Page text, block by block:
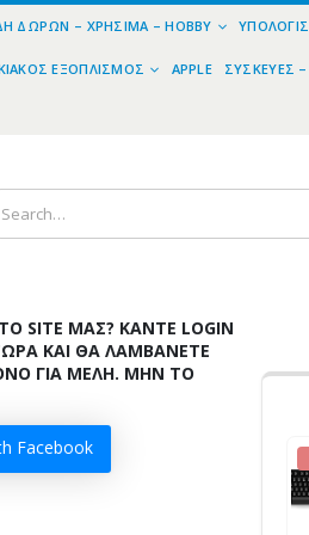
ΔΏΡΩΝ – ΧΡΉΣΙΜΑ – HOBBY
ΕΞΟΠΛΙΣΜΌΣ APPLE ΣΥΣΚΕΥΈΣ
SITE ΜΑΣ? ΚΆΝΤΕ LOGIN
ΚΑΙ ΘΑ ΛΑΜΒΆΝΕΤΕ
ΓΙΑ ΜΈΛΗ. ΜΗΝ ΤΟ
Facebook